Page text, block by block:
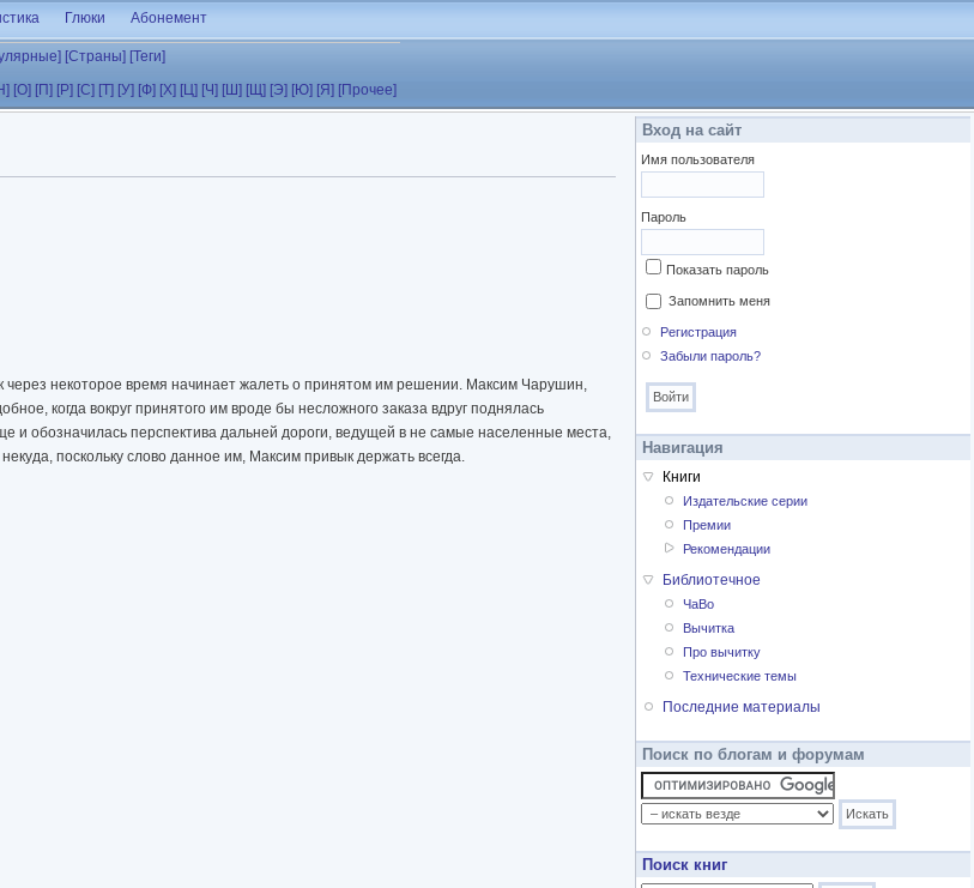
Глюки Абонемент
[Страны] [Теги]
[О] [П] [Р] [С] [Т] [У] [Ф] [Х] [Ц] [Ч] [Ш] [Щ] [Э] [Ю] [Я] [Прочее]
через некоторое время начинает жалеть о принятом им решении. Максим Чарушин,
когда вокруг принятого им вроде бы несложного заказа вдруг поднялась
и обозначилась перспектива дальней дороги, ведущей в не самые населенные места,
поскольку слово данное им, Максим привык держать всегда.
Вход на сайт
Имя пользователя
Пароль
Показать пароль
Запомнить меня
Регистрация
Забыли пароль?
Навигация
Книги
Издательские серии
Премии
Рекомендации
Библиотечное
ЧаВо
Вычитка
Про вычитку
Технические темы
Последние материалы
Поиск по блогам и форумам
Поиск книг